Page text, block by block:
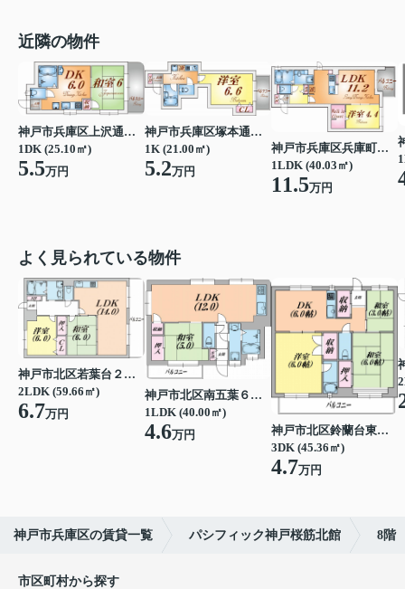
近隣の物件
神戸市兵庫区上沢通５丁目
1DK (25.10㎡)
5.5万円
神戸市兵庫区塚本通１丁目
1K (21.00㎡)
5.2万円
神戸市兵庫区兵庫町２丁目
1LDK (40.03㎡)
11.5万円
よく見られている物件
神戸市北区若葉台２丁目
2LDK (59.66㎡)
6.7万円
神戸市北区南五葉６丁目
1LDK (40.00㎡)
4.6万円
神戸市北区鈴蘭台東町６丁目
3DK (45.36㎡)
4.7万円
神戸市兵庫区の賃貸一覧 パシフィック神戸桜筋北館 8階
市区町村から探す